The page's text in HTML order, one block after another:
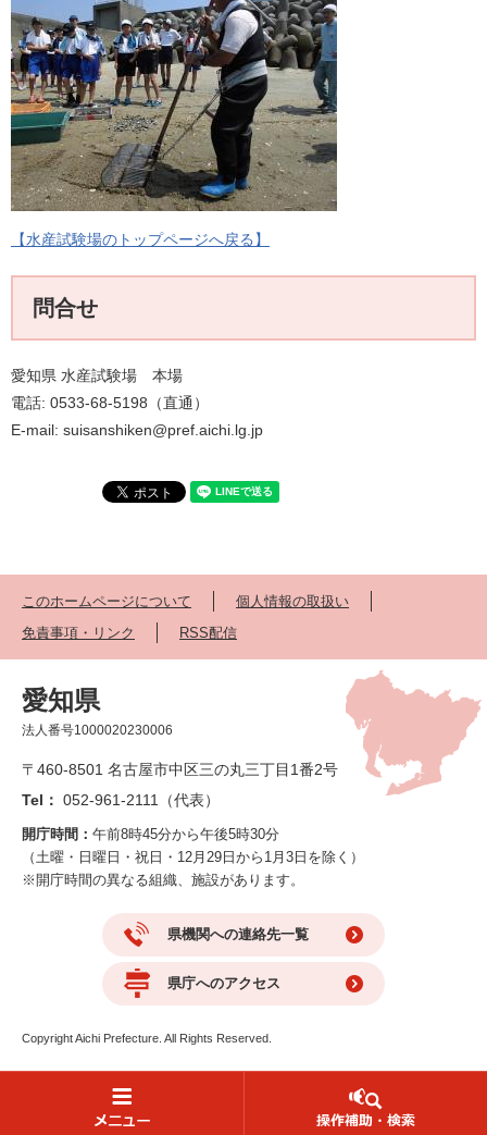
【水産試験場のトップページへ戻る】
問合せ
愛知県 水産試験場 本場
電話: 0533-68-5198（直通）
E-mail: suisanshiken@pref.aichi.lg.jp
このホームページについて
個人情報の取扱い
免責事項・リンク
RSS配信
愛知県
法人番号1000020230006
〒460-8501 名古屋市中区三の丸三丁目1番2号
Tel： 052-961-2111（代表）
開庁時間： 午前8時45分から午後5時30分
（土曜・日曜日・祝日・12月29日から1月3日を除く）
※開庁時間の異なる組織、施設があります。
県機関への連絡先一覧
県庁へのアクセス
Copyright Aichi Prefecture. All Rights Reserved.